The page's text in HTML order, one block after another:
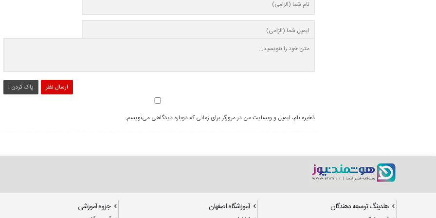
ارسال نظر پاک کردن !
ذخیره نام، ایمیل و وبسایت من در مرورگر برای زمانی که دوباره دیدگاهی می‌نویسم.
هلدینگ توسعه دهندگان آموزشگاه اصفهان جزوه آموزشی